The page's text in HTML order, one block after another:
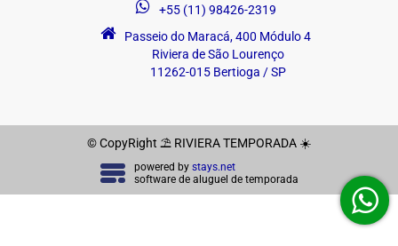
+55 (11) 98426-2319
Passeio do Maracá, 400 Módulo 4
Riviera de São Lourenço
11262-015 Bertioga / SP
© CopyRight ⛱ RIVIERA TEMPORADA ☀️
powered by stays.net
software de aluguel de temporada